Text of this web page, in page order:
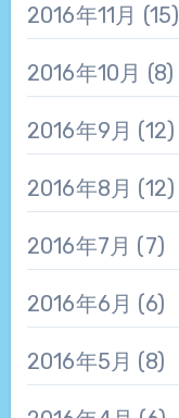
2016年11月 (15)
2016年10月 (8)
2016年9月 (12)
2016年8月 (12)
2016年7月 (7)
2016年6月 (6)
2016年5月 (8)